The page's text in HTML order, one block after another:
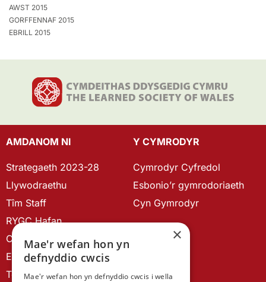
AWST 2015
GORFFENNAF 2015
EBRILL 2015
AMDANOM NI
Strategaeth 2023-28
Llywodraethu
Tîm Staff
RYGC Hafan
Canllawiau brandio
Ein Hanes
Telerau ac Amodau
Y CYMRODYR
Cymrodyr Cyfredol
Esbonio’r gymrodoriaeth
Cyn Gymrodyr
×
Mae'r wefan hon yn
defnyddio cwcis
Mae'r wefan hon yn defnyddio cwcis i wella